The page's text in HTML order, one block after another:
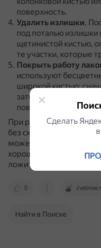
поверхность.
Удалить излишки.
под поталью излишки
щетинистой кистью,
те участки, которые
Покрыть работу
используют
широкой кистью:
затем в другом,
поверхности и
При работе с поталью
без сквозняков, так
может улететь.
хорошее освещение,
ложится поталь.
0
Найти в Поиске
Сделать